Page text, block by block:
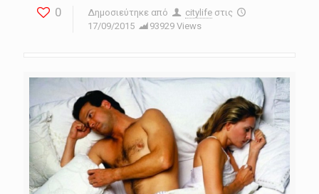
0 Δημοσιεύτηκε από citylife στις
17/09/2015
93929 Views